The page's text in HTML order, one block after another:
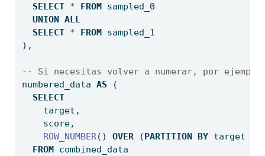
SELECT * FROM sampled_0
UNION
ALL
SELECT * FROM sampled_1
),
-- Si necesitas volver a numerar, por
numbered_data AS (
SELECT
    target,
    score,
ROW_NUMBER() OVER ( PARTITION BY target
FROM combined_data